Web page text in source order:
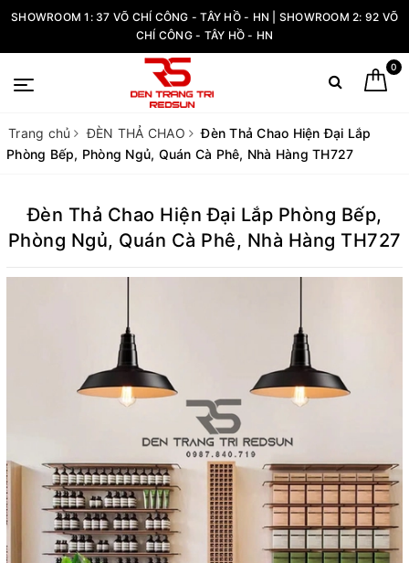
SHOWROOM 1: 37 VÕ CHÍ CÔNG - TÂY HỒ - HN | SHOWROOM 2: 92 VÕ
CHÍ CÔNG - TÂY HỒ - HN
0
Trang chủ ĐÈN THẢ CHAO
Đèn Thả Chao Hiện Đại Lắp
Phòng Bếp, Phòng Ngủ, Quán Cà Phê, Nhà Hàng TH727
Đèn Thả Chao Hiện Đại Lắp Phòng Bếp,
Phòng Ngủ, Quán Cà Phê, Nhà Hàng TH727